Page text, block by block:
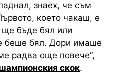
знаех, че съм
което чакаш, е
бъде бял или
беше бял. Дори имаше
радва още повече“,
скок.